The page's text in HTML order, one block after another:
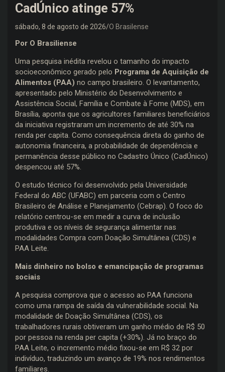
CadÚnico atinge 57%
sábado, 8 de agosto de 2026 O Brasilense
Por O Brasiliense
Uma pesquisa inédita revelou o tamanho do impacto
socioeconômico gerado pelo Programa de Aquisição de
Alimentos (PAA) no campo brasileiro. O levantamento,
apresentado pelo Ministério do Desenvolvimento e
Assistência Social, Família e Combate à Fome (MDS), em
Brasília, aponta que os agricultores familiares beneficiários
da iniciativa registraram um incremento de até 30% na
renda per capita. Como consequência direta do ganho de
autonomia financeira, a probabilidade de dependência e
permanência desse público no Cadastro Único (CadÚnico)
despencou até 57%.
O estudo técnico foi desenvolvido pela Universidade
Federal do ABC (UFABC) em parceria com o Centro
Brasileiro de Análise e Planejamento (Cebrap). O foco do
relatório centrou-se em medir a curva de inclusão
produtiva e os níveis de segurança alimentar nas
modalidades Compra com Doação Simultânea (CDS) e
PAA Leite.
Mais dinheiro no bolso e emancipação de programas
sociais
A pesquisa comprova que o acesso ao PAA funciona
como uma rampa de saída da vulnerabilidade social. Na
modalidade de Doação Simultânea (CDS), os
trabalhadores rurais obtiveram um ganho médio de R$ 50
por pessoa na renda per capita (+30%). Já no braço do
PAA Leite, o incremento médio fixou-se em R$ 32 por
indivíduo, traduzindo um avanço de 19% nos rendimentos
familiares.